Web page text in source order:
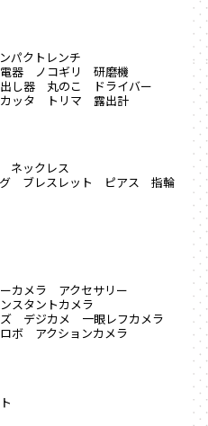
パクトレンチ
器 ノコギリ
研磨機
し器 丸のこ
ドライバー
カッタ トリマ
露出計
ネックレス
ブレスレット ピアス 指輪
カメラ
アクセサリー
スタントカメラ
デジカメ
一眼レフカメラ
ボ
アクションカメラ